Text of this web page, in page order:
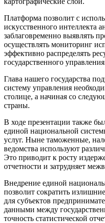
Платформа позволит с
искусственного интеллекта
заблаговременно выявлять
осуществлять мониторинг
эффективно распределять
государственного
Глава нашего государства
систему управления
столице, а начиная со
страны.
В ходе презентации также
единой национальной
услуг. Ныне таможенные,
ведомства используют
Это приводит к росту
отчетности и затрудняет
Внедрение единой
позволит сократить
для субъектов
данными между
точность статистической